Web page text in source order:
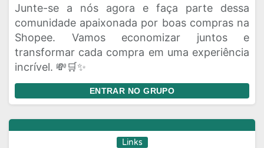
Junte-se a nós agora e faça parte dessa
comunidade apaixonada por boas compras na
Shopee. Vamos economizar juntos e
transformar cada compra em uma experiência
incrível. 💸🛒✨
ENTRAR NO GRUPO
Links